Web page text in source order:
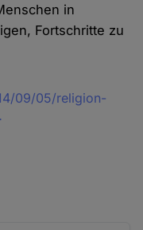
in
Fortschritte zu
09/05/religion-